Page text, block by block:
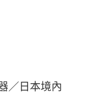
／日本境內